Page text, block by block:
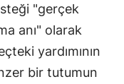
"gerçek
anı" olarak
yardımının
bir tutumun